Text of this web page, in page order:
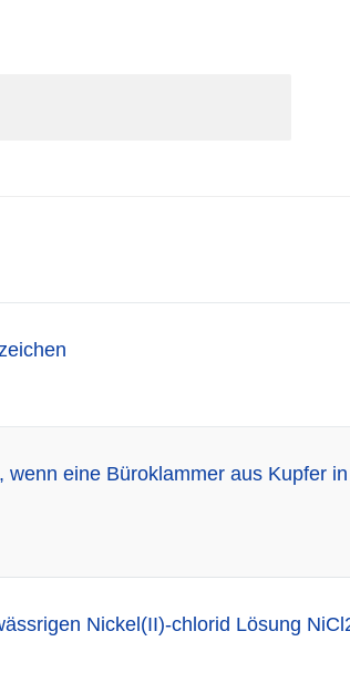
eine Büroklammer aus Kupfer
Nickel(II)-chlorid Lösung